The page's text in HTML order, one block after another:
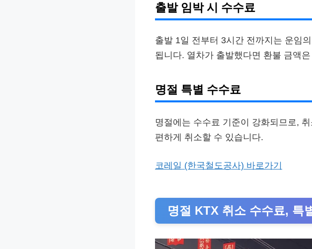
출발 임박 시 수수료
출발 1일 전부터 3시간 전까지는 운임
됩니다. 열차가 출발했다면 환불 금액
명절 특별 수수료
명절에는 수수료 기준이 강화되므로,
편하게 취소할 수 있습니다.
코레일 (한국철도공사) 바로가기
명절 KTX 취소 수수료, 특